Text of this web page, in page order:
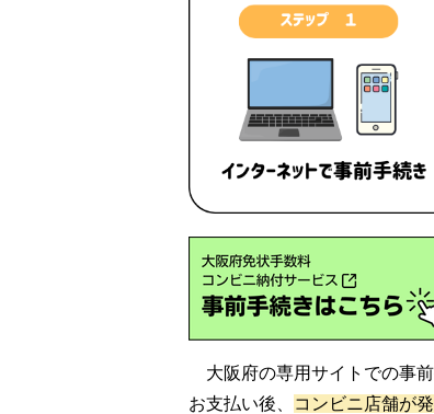
大阪府の専用サイトでの事
お支払い後、
コンビニ店舗が